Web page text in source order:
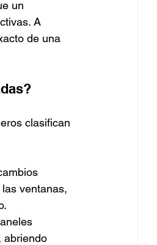
un
A
de una
clasifican
ventanas,
abriendo